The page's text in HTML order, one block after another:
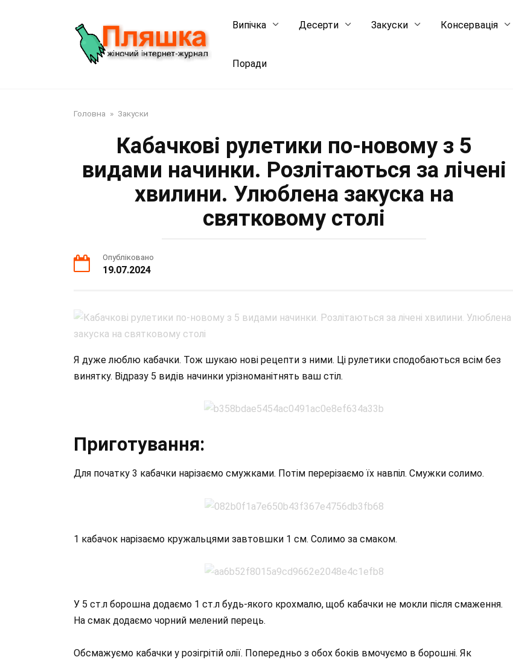
Випічка Десерти Закуски Консервація
Поради
Головна » Закуски
Кабачкові рулетики по-новому з 5
видами начинки. Розлітаються за лічені
хвилини. Улюблена закуска на
святковому столі
Опубліковано
19.07.2024
Я дуже люблю кабачки. Тож шукаю нові рецепти з ними. Ці рулетики сподобаються всім без
винятку. Відразу 5 видів начинки урізноманітнять ваш стіл.
Приготування:
Для початку 3 кабачки нарізаємо смужками. Потім перерізаємо їх навпіл. Смужки солимо.
1 кабачок нарізаємо кружальцями завтовшки 1 см. Солимо за смаком.
У 5 ст.л борошна додаємо 1 ст.л будь-якого крохмалю, щоб кабачки не мокли після смаження.
На смак додаємо чорний мелений перець.
Обсмажуємо кабачки у розігрітій олії. Попередньо з обох боків вмочуємо в борошні. Як